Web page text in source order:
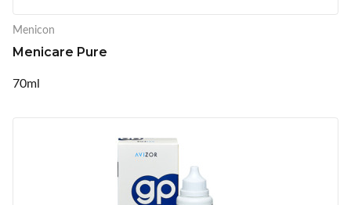
Menicon
Menicare Pure
70ml